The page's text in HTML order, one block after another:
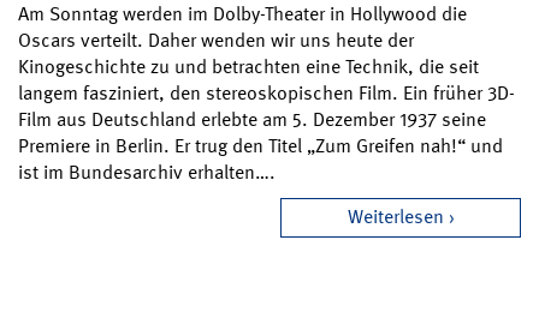
Am Sonntag werden im Dolby-Theater in Hollywood die
Oscars verteilt. Daher wenden wir uns heute der
Kinogeschichte zu und betrachten eine Technik, die seit
langem fasziniert, den stereoskopischen Film. Ein früher 3D-
Film aus Deutschland erlebte am 5. Dezember 1937 seine
Premiere in Berlin. Er trug den Titel „Zum Greifen nah!“ und
ist im Bundesarchiv erhalten….
Weiterlesen